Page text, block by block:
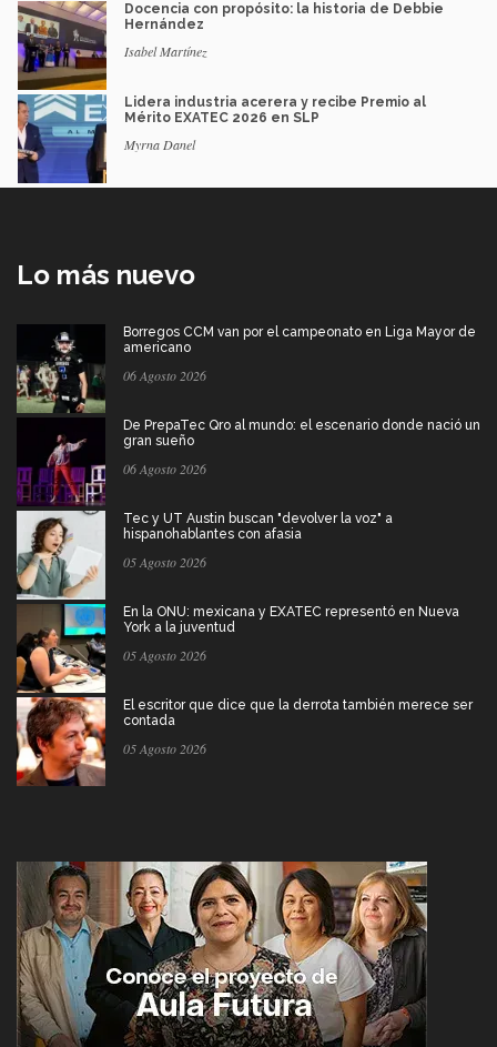
Docencia con propósito: la historia de Debbie
Hernández
Isabel Martínez
Lidera industria acerera y recibe Premio al
Mérito EXATEC 2026 en SLP
Myrna Danel
Lo más nuevo
Borregos CCM van por el campeonato en Liga Mayor de
americano
06 Agosto 2026
De PrepaTec Qro al mundo: el escenario donde nació un
gran sueño
06 Agosto 2026
Tec y UT Austin buscan "devolver la voz" a
hispanohablantes con afasia
05 Agosto 2026
En la ONU: mexicana y EXATEC representó en Nueva
York a la juventud
05 Agosto 2026
El escritor que dice que la derrota también merece ser
contada
05 Agosto 2026